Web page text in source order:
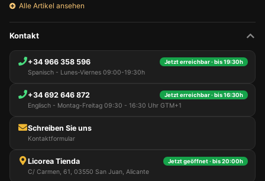
Alle Artikel ansehen
Kontakt
+34 966 358 596 Jetzt erreichbar · bis 19:30h
Spanisch - Lunes-Viernes 09:00-19:30h
+34 692 646 872 Jetzt erreichbar · bis 16:30h
Englisch - Montag-Freitag 09:30 - 16:30 Uhr GTM+1
Schreiben Sie uns
Kontaktformular
Licorea Tienda Jetzt geöffnet · bis 20:00h
C/ Carmen, 61, 03550 San Juan, Alicante